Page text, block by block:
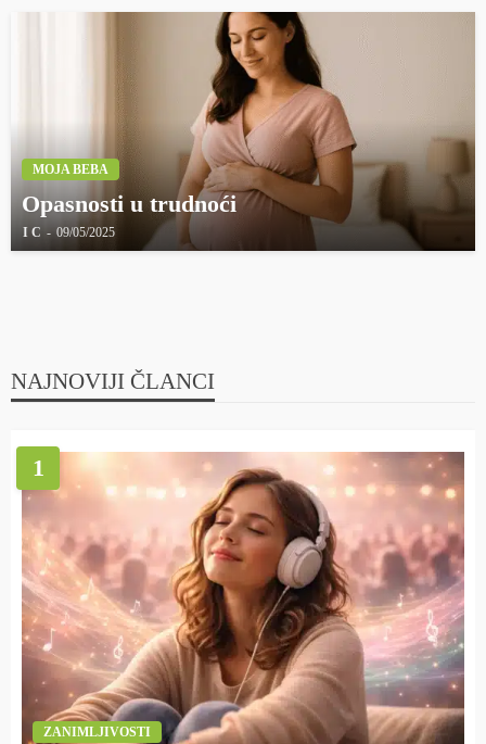
MOJA BEBA
Opasnosti u trudnoći
I C 09/05/2025
NAJNOVIJI ČLANCI
1
ZANIMLJIVOSTI